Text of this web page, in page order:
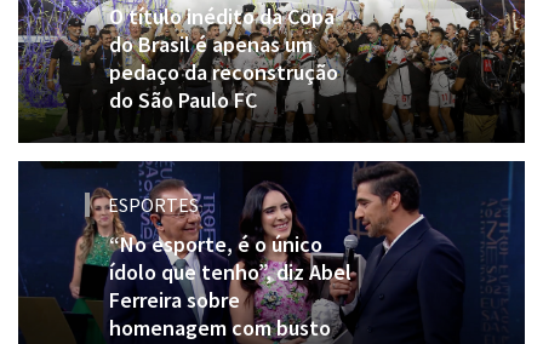
O título inédito da Copa
do Brasil é apenas um
pedaço da reconstrução
do São Paulo FC
ESPORTES
“No esporte, é o único
ídolo que tenho”, diz Abel
Ferreira sobre
homenagem com busto